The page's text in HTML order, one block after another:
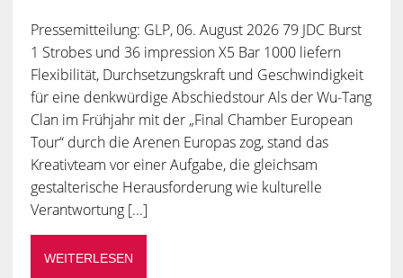
Pressemitteilung: GLP, 06. August 2026 79 JDC Burst
1 Strobes und 36 impression X5 Bar 1000 liefern
Flexibilität, Durchsetzungskraft und Geschwindigkeit
für eine denkwürdige Abschiedstour Als der Wu-Tang
Clan im Frühjahr mit der „Final Chamber European
Tour“ durch die Arenen Europas zog, stand das
Kreativteam vor einer Aufgabe, die gleichsam
gestalterische Herausforderung wie kulturelle
Verantwortung [...]
WEITERLESEN